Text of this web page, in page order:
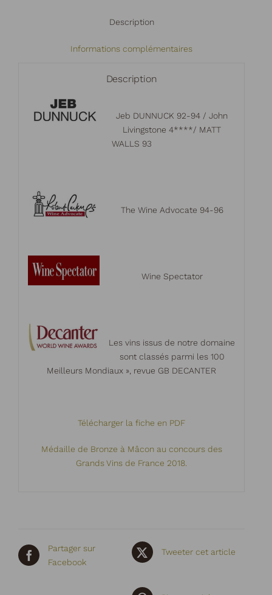
Description
Informations complémentaires
Description
Jeb DUNNUCK 92-94 / John
Livingstone 4****/ MATT
WALLS 93
The Wine Advocate 94-96
Wine Spectator
Les vins issus de notre domaine
sont classés parmi les 100
Meilleurs Mondiaux », revue GB DECANTER
Télécharger la fiche en PDF
Médaille de Bronze à Mâcon au concours des
Grands Vins de France 2018.
Partager sur
Facebook
Tweeter cet article